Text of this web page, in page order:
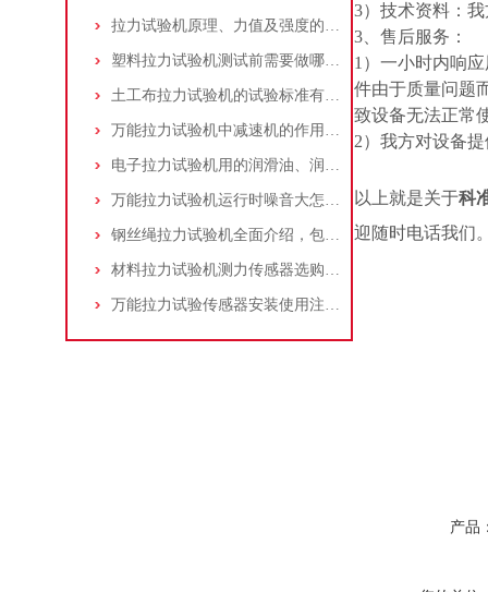
拉力试验机原理、力值及强度的计算方法
塑料拉力试验机测试前需要做哪些检查？
土工布拉力试验机的试验标准有哪些？
万能拉力试验机中减速机的作用有哪些？原理是什么？
电子拉力试验机用的润滑油、润滑脂这样选！
万能拉力试验机运行时噪音大怎么解决？
钢丝绳拉力试验机全面介绍，包括夹持方法
材料拉力试验机测力传感器选购小技巧！
万能拉力试验传感器安装使用注意事项？
3）技术资料：
3、售后服务：
1）一小时内响
件由于质量问题
致设备无法正常
2）我方对设备
以上就是关于科
迎随时电话我们
产品